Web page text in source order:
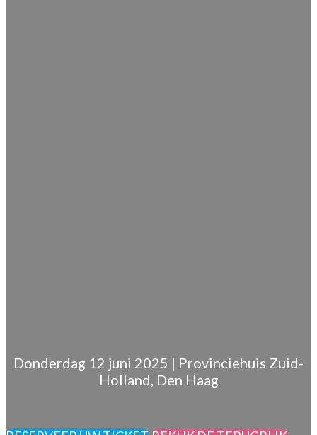
Donderdag 12 juni 2025 | Provinciehuis Zuid-
Holland, Den Haag